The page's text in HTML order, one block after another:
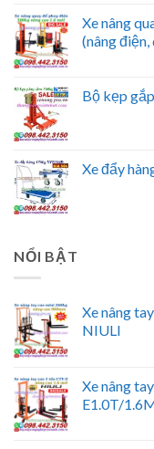
Xe nâng
(nâng
Bộ kẹp
Xe đẩy
NỔI BẬT
Xe nâng
NIULI
Xe nâng
E1.0T/